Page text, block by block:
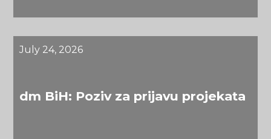
July 24, 2026
dm BiH: Poziv za prijavu projekata